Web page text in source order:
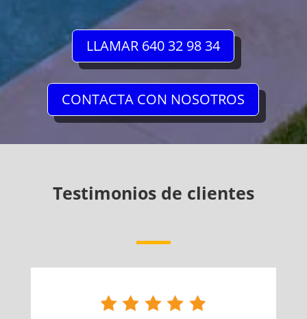
LLAMAR 640 32 98 34
CONTACTA CON NOSOTROS
Testimonios de clientes